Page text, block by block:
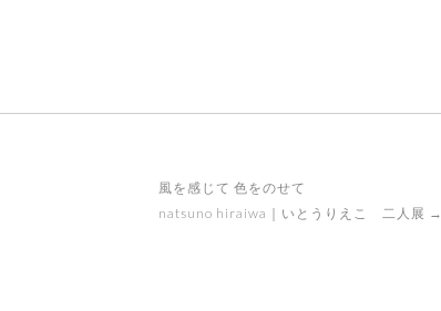
風を感じて 色をのせて
natsuno hiraiwa｜いとうりえこ 二人展 →